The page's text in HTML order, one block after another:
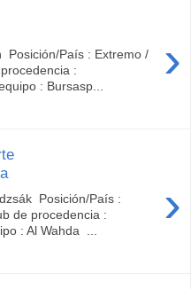
›
Posición/País : Extremo /
:
: Bursasp...
›
Posición/País :
de procedencia :
: Al Wahda ...